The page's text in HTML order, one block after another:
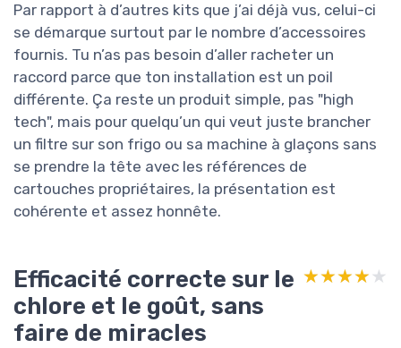
Par rapport à d’autres kits que j’ai déjà vus, celui-ci
se démarque surtout par le nombre d’accessoires
fournis. Tu n’as pas besoin d’aller racheter un
raccord parce que ton installation est un poil
différente. Ça reste un produit simple, pas "high
tech", mais pour quelqu’un qui veut juste brancher
un filtre sur son frigo ou sa machine à glaçons sans
se prendre la tête avec les références de
cartouches propriétaires, la présentation est
cohérente et assez honnête.
Efficacité correcte sur le
chlore et le goût, sans
faire de miracles
★★★★★
★★★★★